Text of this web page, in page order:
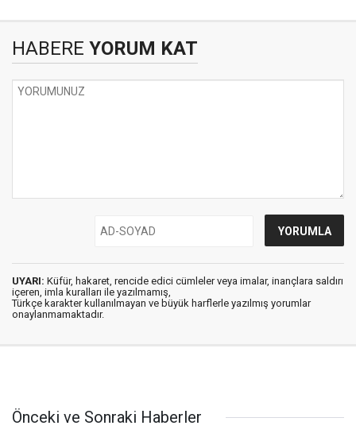
HABERE YORUM KAT
UYARI: Küfür, hakaret, rencide edici cümleler veya imalar, inançlara saldırı
içeren, imla kuralları ile yazılmamış,
Türkçe karakter kullanılmayan ve büyük harflerle yazılmış yorumlar
onaylanmamaktadır.
Önceki ve Sonraki Haberler